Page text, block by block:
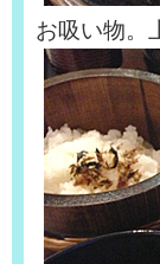
お吸い物。